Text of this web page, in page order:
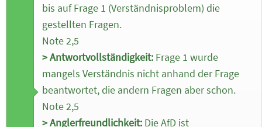
bis auf Frage 1 (Verständnisproblem) die
gestellten Fragen.
Note 2,5
> Antwortvollständigkeit: Frage 1 wurde
mangels Verständnis nicht anhand der Frage
beantwortet, die andern Fragen aber schon.
Note 2,5
> Anglerfreundlichkeit: Die AfD ist